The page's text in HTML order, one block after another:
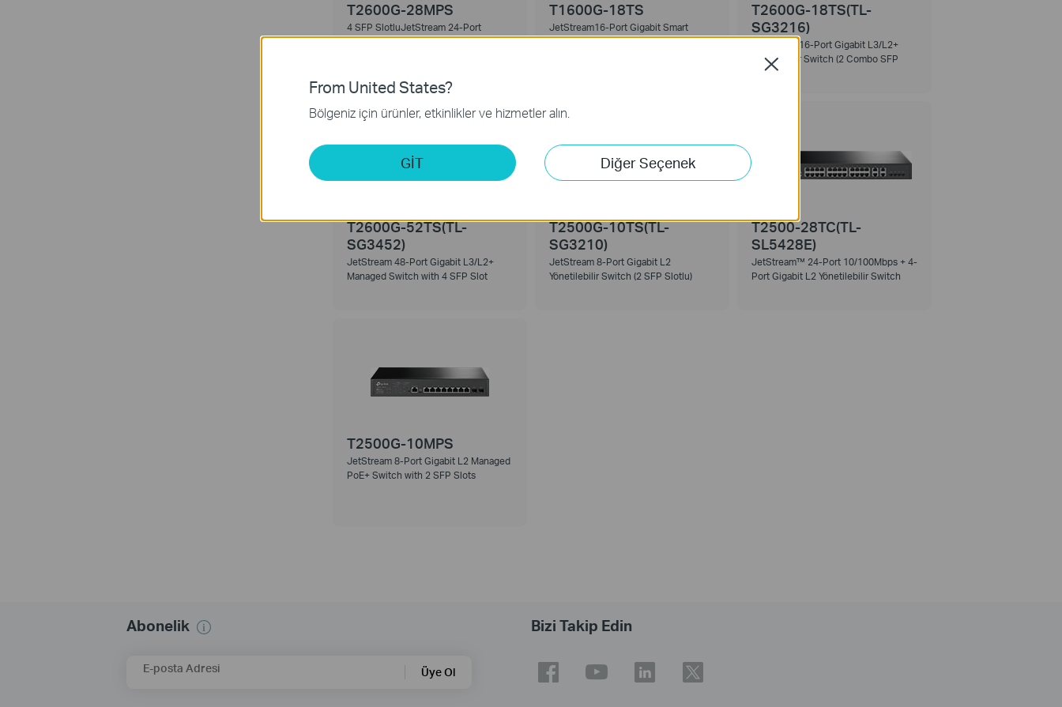
T2600G-28MPS
4 SFP SlotluJetStream 24-Port
Gigabit L3/L2+ Yönetilebilir PoE+
T1600G-18TS
JetStream16-Port Gigabit Smart
Switch with 2 SFP Slot
T2600G-18TS(TL-
SG3216)
JetStream 16-Port Gigabit L3/L2+
Yönetilebilir Switch (2 Combo SFP
Slotlu)
T2600G-52TS(TL-
SG3452)
JetStream 48-Port Gigabit L3/L2+
Managed Switch with 4 SFP Slot
T2500G-10TS(TL-
SG3210)
JetStream 8-Port Gigabit L2
Yönetilebilir Switch (2 SFP Slotlu)
T2500-28TC(TL-
SL5428E)
JetStream™ 24-Port 10/100Mbps + 4-
Port Gigabit L2 Yönetilebilir Switch
T2500G-10MPS
JetStream 8-Port Gigabit L2 Managed
PoE+ Switch with 2 SFP Slots
Abonelik
E-posta Adresi Üye Ol
Bizi Takip Edin
From United States?
Bölgeniz için ürünler, etkinlikler ve hizmetler alın.
GİT Diğer Seçenek
Close